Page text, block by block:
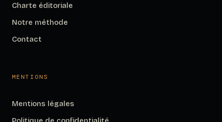
Charte éditoriale
Notre méthode
Contact
MENTIONS
Mentions légales